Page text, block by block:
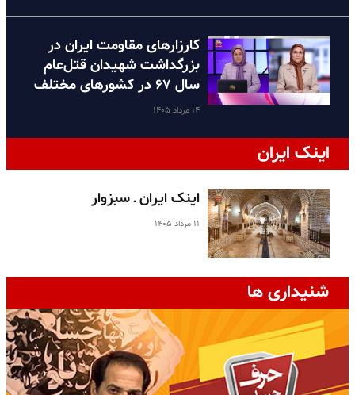
کارزارهای مقاومت ایران در
بزرگداشت شهیدان قتل‌عام
سال ۶۷ در کشورهای مختلف
۱۴ مرداد ۱۴۰۵
اینک ایران
اینک ایران ـ سبزوار
۱۱ مرداد ۱۴۰۵
شنیداری ها